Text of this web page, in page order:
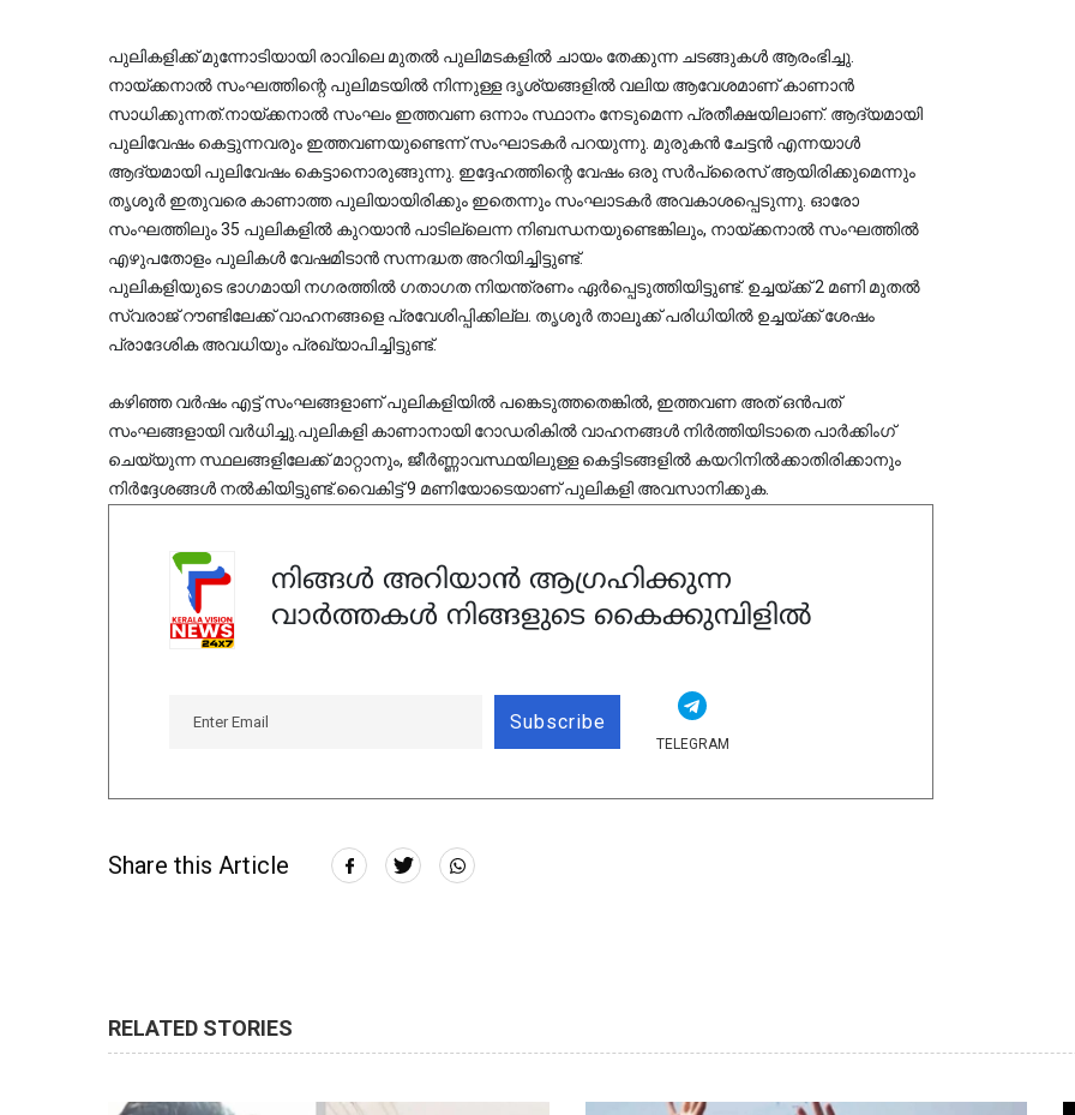
പുലികളിക്ക് മുന്നോടിയായി രാവിലെ മുതൽ പുലിമടകളിൽ ചായം തേക്കുന്ന ചടങ്ങുകൾ ആരംഭിച്ചു.
നായ്ക്കനാൽ സംഘത്തിന്റെ പുലിമടയിൽ നിന്നുള്ള ദൃശ്യങ്ങളിൽ വലിയ ആവേശമാണ് കാണാൻ
സാധിക്കുന്നത്.നായ്ക്കനാൽ സംഘം ഇത്തവണ ഒന്നാം സ്ഥാനം നേടുമെന്ന പ്രതീക്ഷയിലാണ്. ആദ്യമായി
പുലിവേഷം കെട്ടുന്നവരും ഇത്തവണയുണ്ടെന്ന് സംഘാടകർ പറയുന്നു. മുരുകൻ ചേട്ടൻ എന്നയാൾ
ആദ്യമായി പുലിവേഷം കെട്ടാനൊരുങ്ങുന്നു. ഇദ്ദേഹത്തിന്റെ വേഷം ഒരു സർപ്രൈസ് ആയിരിക്കുമെന്നും
തൃശൂർ ഇതുവരെ കാണാത്ത പുലിയായിരിക്കും ഇതെന്നും സംഘാടകർ അവകാശപ്പെടുന്നു. ഓരോ
സംഘത്തിലും 35 പുലികളിൽ കുറയാൻ പാടില്ലെന്ന നിബന്ധനയുണ്ടെങ്കിലും, നായ്ക്കനാൽ സംഘത്തിൽ
എഴുപതോളം പുലികൾ വേഷമിടാൻ സന്നദ്ധത അറിയിച്ചിട്ടുണ്ട്.
പുലികളിയുടെ ഭാഗമായി നഗരത്തിൽ ഗതാഗത നിയന്ത്രണം ഏർപ്പെടുത്തിയിട്ടുണ്ട്. ഉച്ചയ്ക്ക് 2 മണി മുതൽ
സ്വരാജ് റൗണ്ടിലേക്ക് വാഹനങ്ങളെ പ്രവേശിപ്പിക്കില്ല. തൃശൂർ താലൂക്ക് പരിധിയിൽ ഉച്ചയ്ക്ക് ശേഷം
പ്രാദേശിക അവധിയും പ്രഖ്യാപിച്ചിട്ടുണ്ട്.
കഴിഞ്ഞ വർഷം എട്ട് സംഘങ്ങളാണ് പുലികളിയിൽ പങ്കെടുത്തതെങ്കിൽ, ഇത്തവണ അത് ഒൻപത്
സംഘങ്ങളായി വർധിച്ചു.പുലികളി കാണാനായി റോഡരികിൽ വാഹനങ്ങൾ നിർത്തിയിടാതെ പാർക്കിംഗ്
ചെയ്യുന്ന സ്ഥലങ്ങളിലേക്ക് മാറ്റാനും, ജീർണ്ണാവസ്ഥയിലുള്ള കെട്ടിടങ്ങളിൽ കയറിനിൽക്കാതിരിക്കാനും
നിർദ്ദേശങ്ങൾ നൽകിയിട്ടുണ്ട്.വൈകിട്ട് 9 മണിയോടെയാണ് പുലികളി അവസാനിക്കുക.
നിങ്ങൾ അറിയാൻ ആഗ്രഹിക്കുന്ന
വാർത്തകൾ നിങ്ങളുടെ കൈക്കുമ്പിളിൽ
Subscribe
TELEGRAM
Share this Article
RELATED STORIES